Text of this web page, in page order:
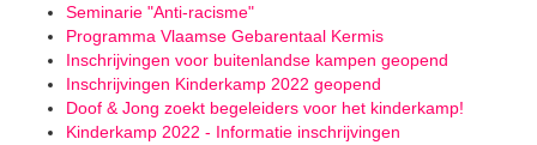
Seminarie "Anti-racisme"
Programma Vlaamse Gebarentaal Kermis
Inschrijvingen voor buitenlandse kampen geopend
Inschrijvingen Kinderkamp 2022 geopend
Doof & Jong zoekt begeleiders voor het kinderkamp!
Kinderkamp 2022 - Informatie inschrijvingen